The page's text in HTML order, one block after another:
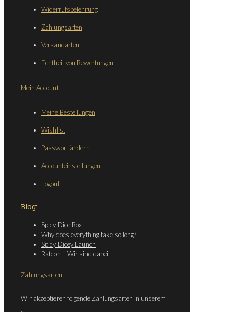
Widerrufsbelehrung
Zahlungsarten
Versandarten
Echtheit von Bewertungen
Mein Account
Meine Bestellungen
Wishlist
Passwort ändern
Accounteinstellungen
Logout
Blog:
Spicy Dice Box
Why does everything take so long?
Spicy Dicey Launch
Ratcon – Wir sind dabei
Zahlungsarten
Wir akzeptieren folgende Zahlungsarten in unserem